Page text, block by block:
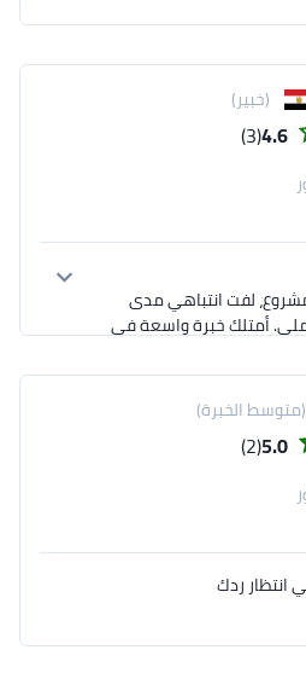
(خبير)
4.6
(3)
أقدّمها.
(متوسط الخبرة)
5.0
(2)
انتظار ردك